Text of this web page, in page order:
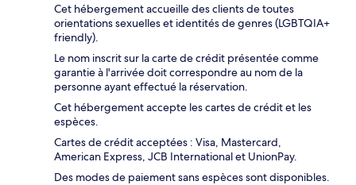
Cet hébergement accueille des clients de toutes
orientations sexuelles et identités de genres (LGBTQIA+
friendly).
Le nom inscrit sur la carte de crédit présentée comme
garantie à l'arrivée doit correspondre au nom de la
personne ayant effectué la réservation.
Cet hébergement accepte les cartes de crédit et les
espèces.
Cartes de crédit acceptées : Visa, Mastercard,
American Express, JCB International et UnionPay.
Des modes de paiement sans espèces sont disponibles.